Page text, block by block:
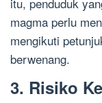
magma perlu
mengikuti
berwenang.
3. Risiko